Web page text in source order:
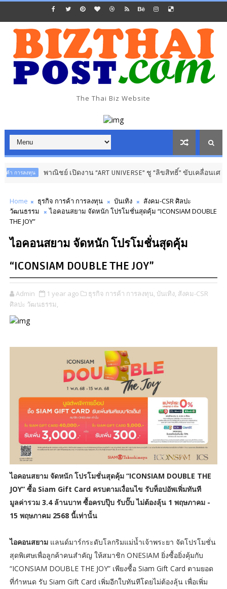
The Thai Biz Website
ทุน พาณิชย์ เปิดงาน “ART UNIVERSE” ชู “ลิขสิทธิ์” ขับเคลื่อนเศรษฐกิจส
Home ธุรกิจ การค้า การลงทุน บันเทิง
สังคม-CSR ศิลปะ
วัฒนธรรม
ไอคอนสยาม จัดหนัก โปรโมชั่นสุดคุ้ม “ICONSIAM DOUBLE
THE JOY”
ไอคอนสยาม จัดหนัก โปรโมชั่นสุดคุ้ม
“ICONSIAM DOUBLE THE JOY”
Admin 1 year ago ธุรกิจ การค้า การลงทุน, บันเทิง, สังคม-CSR
ศิลปะ วัฒนธรรม,
ไอคอนสยาม จัดหนัก โปรโมชั่นสุดคุ้ม “ICONSIAM DOUBLE THE
JOY” ซื้อ Siam Gift Card ครบตามเงื่อนไข รับท็อปอัพเพิ่มทันที
มูลค่ารวม 3.4 ล้านบาท ซื้อครบปุ๊บ รับปั๊บ ไม่ต้องลุ้น 1 พฤษภาคม -
15 พฤษภาคม 2568 นี้เท่านั้น
ไอคอนสยามแลนด์มาร์กระดับโลกริมแม่น้ำเจ้าพระยา จัดโปรโมชั่น
สุดพิเศษเพื่อลูกค้าคนสำคัญ ให้สมาชิก ONESIAM ยิ่งซื้อยิ่งคุ้มกับ​
“ICONSIAM DOUBLE THE JOY” เพียงซื้อ Siam Gift Card ตามยอด
ที่กำหนด รับ Siam Gift Card เพิ่มอีกใบทันทีโดยไม่ต้องลุ้น เพื่อเพิ่ม